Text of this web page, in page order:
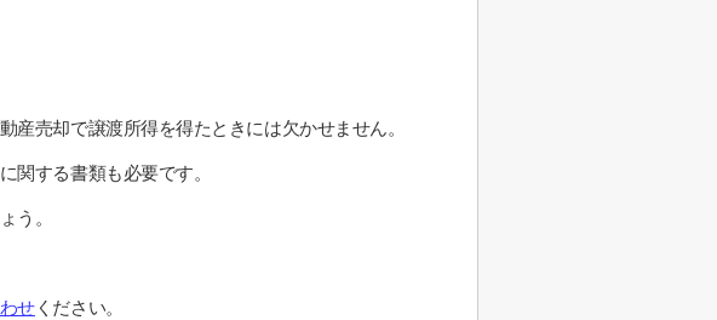
売却で譲渡所得を得たときには欠かせません。
関する書類も必要です。
う。
せください。